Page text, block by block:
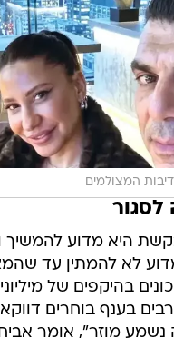
המצולמים
לסגור
היא מדוע להמשיך
לא להמתין עד
בהיקפים של
בענף בוחרים
נשמע מוזר", אומר